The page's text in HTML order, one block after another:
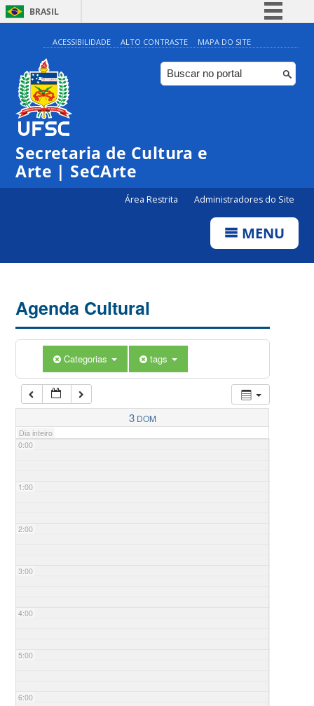
BRASIL
Simplifique!
Comunica BR
Participe
ACESSIBILIDADE ALTO CONTRASTE MAPA DO SITE
Secretaria de Cultura e
Arte | SeCArte
Área Restrita Administradores do Site
MENU
Agenda Cultural
Categorias tags
3 DOM
Dia inteiro
0:00
1:00
2:00
3:00
4:00
5:00
6:00